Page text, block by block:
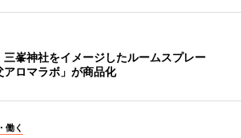
三峯神社をイメージしたルームスプレー
アロマラボ」が商品化
働く